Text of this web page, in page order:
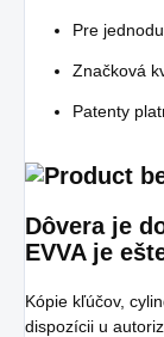
Pre
Značková
Patenty
Dôvera je
EVVA je
Kópie kľúčov,
dispozícii u